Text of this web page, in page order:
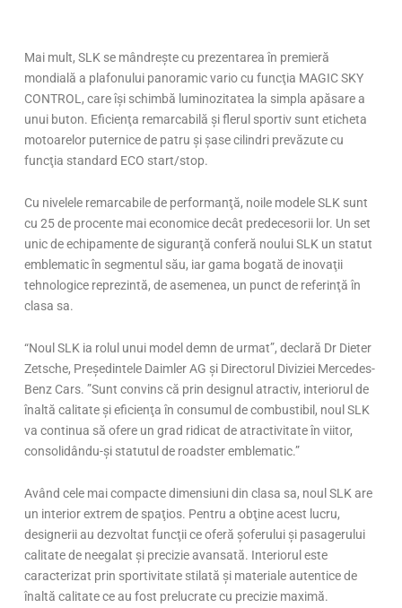
Mai mult, SLK se mândreşte cu prezentarea în premieră
mondială a plafonului panoramic vario cu funcţia MAGIC SKY
CONTROL, care îşi schimbă luminozitatea la simpla apăsare a
unui buton. Eficienţa remarcabilă şi flerul sportiv sunt eticheta
motoarelor puternice de patru şi şase cilindri prevăzute cu
funcţia standard ECO start/stop.
Cu nivelele remarcabile de performanţă, noile modele SLK sunt
cu 25 de procente mai economice decât predecesorii lor. Un set
unic de echipamente de siguranţă conferă noului SLK un statut
emblematic în segmentul său, iar gama bogată de inovaţii
tehnologice reprezintă, de asemenea, un punct de referinţă în
clasa sa.
“Noul SLK ia rolul unui model demn de urmat”, declară Dr Dieter
Zetsche, Preşedintele Daimler AG şi Directorul Diviziei Mercedes-
Benz Cars. ”Sunt convins că prin designul atractiv, interiorul de
înaltă calitate şi eficienţa în consumul de combustibil, noul SLK
va continua să ofere un grad ridicat de atractivitate în viitor,
consolidându-şi statutul de roadster emblematic.”
Având cele mai compacte dimensiuni din clasa sa, noul SLK are
un interior extrem de spaţios. Pentru a obţine acest lucru,
designerii au dezvoltat funcţii ce oferă şoferului şi pasagerului
calitate de neegalat şi precizie avansată. Interiorul este
caracterizat prin sportivitate stilată şi materiale autentice de
înaltă calitate ce au fost prelucrate cu precizie maximă.